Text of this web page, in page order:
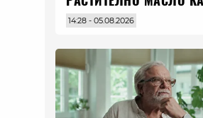
VIRGIN ЗЕХТИН
14:28 - 05.08.2026